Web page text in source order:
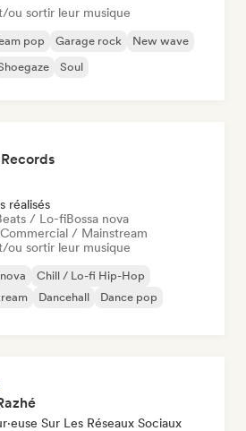
ou sortir leur musique
pop Garage rock
New wave
Soul
réalisés
/ Lo-fiBossa nova
Commercial / Mainstream
ou sortir leur musique
Chill / Lo-fi Hip-Hop
Dancehall
Dance pop
Sur Les Réseaux Sociaux